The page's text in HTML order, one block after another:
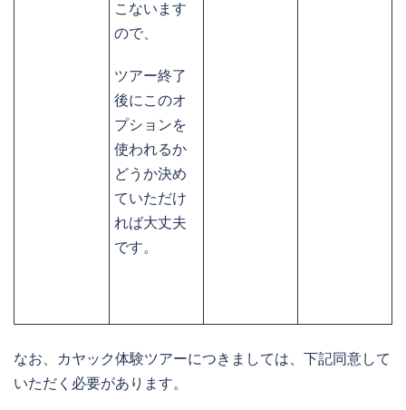
こないます
ので、
ツアー終了
後にこのオ
プションを
使われるか
どうか決め
ていただけ
れば大丈夫
です。
なお、カヤック体験ツアーにつきましては、下記同意して
いただく必要があります。